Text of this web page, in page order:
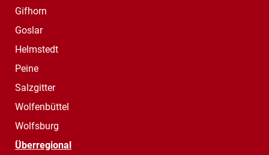
Gifhorn
Goslar
Helmstedt
Peine
Salzgitter
Wolfenbüttel
Wolfsburg
Überregional